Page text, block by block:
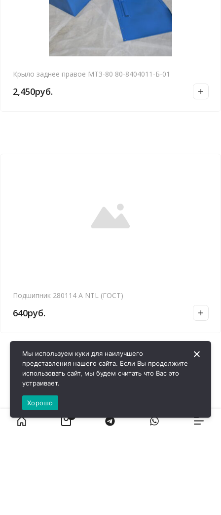
Крыло заднее правое МТЗ-80 80-8404011-Б-01
2,450руб.
Подшипник 280114 А NTL (ГОСТ)
640руб.
Мы используем куки для наилучшего
представления нашего сайта. Если Вы продолжите
использовать сайт, мы будем считать что Вас это
устраивает.
Хорошо